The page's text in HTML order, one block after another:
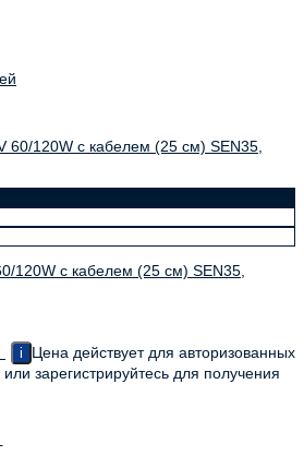
120W с кабелем (25 см) SEN35,
i
Цена действует для авторизованных
зарегистрируйтесь для получения